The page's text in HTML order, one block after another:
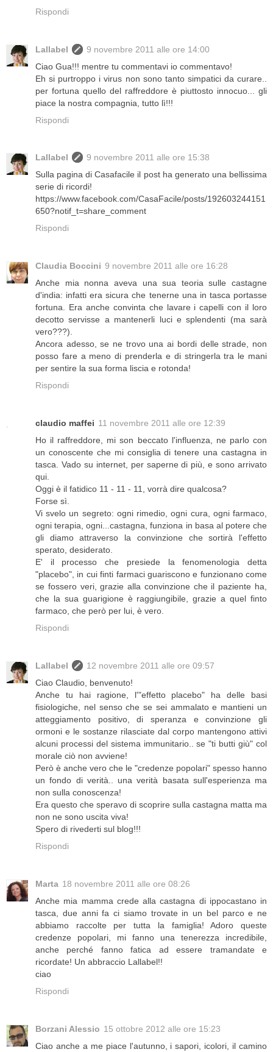
Rispondi
Lallabel
9 novembre 2011 alle ore 14:00
Ciao Gua!!! mentre tu commentavi io commentavo!
Eh si purtroppo i virus non sono tanto simpatici da curare..
per fortuna quello del raffreddore è piuttosto innocuo... gli
piace la nostra compagnia, tutto lì!!!
Rispondi
Lallabel
9 novembre 2011 alle ore 15:38
Sulla pagina di Casafacile il post ha generato una bellissima
serie di ricordi!
https://www.facebook.com/CasaFacile/posts/192603244151
650?notif_t=share_comment
Rispondi
Claudia Boccini 9 novembre 2011 alle ore 16:28
Anche mia nonna aveva una sua teoria sulle castagne
d'india: infatti era sicura che tenerne una in tasca portasse
fortuna. Era anche convinta che lavare i capelli con il loro
decotto servisse a mantenerli luci e splendenti (ma sarà
vero???).
Ancora adesso, se ne trovo una ai bordi delle strade, non
posso fare a meno di prenderla e di stringerla tra le mani
per sentire la sua forma liscia e rotonda!
Rispondi
claudio maffei 11 novembre 2011 alle ore 12:39
Ho il raffreddore, mi son beccato l'influenza, ne parlo con
un conoscente che mi consiglia di tenere una castagna in
tasca. Vado su internet, per saperne di più, e sono arrivato
qui.
Oggi è il fatidico 11 - 11 - 11, vorrà dire qualcosa?
Forse sì.
Vi svelo un segreto: ogni rimedio, ogni cura, ogni farmaco,
ogni terapia, ogni...castagna, funziona in basa al potere che
gli diamo attraverso la convinzione che sortirà l'effetto
sperato, desiderato.
E' il processo che presiede la fenomenologia detta
"placebo", in cui finti farmaci guariscono e funzionano come
se fossero veri, grazie alla convinzione che il paziente ha,
che la sua guarigione è raggiungibile, grazie a quel finto
farmaco, che però per lui, è vero.
Rispondi
Lallabel
12 novembre 2011 alle ore 09:57
Ciao Claudio, benvenuto!
Anche tu hai ragione, l'"effetto placebo" ha delle basi
fisiologiche, nel senso che se sei ammalato e mantieni un
atteggiamento positivo, di speranza e convinzione gli
ormoni e le sostanze rilasciate dal corpo mantengono attivi
alcuni processi del sistema immunitario.. se "ti butti giù" col
morale ciò non avviene!
Però è anche vero che le "credenze popolari" spesso hanno
un fondo di verità.. una verità basata sull'esperienza ma
non sulla conoscenza!
Era questo che speravo di scoprire sulla castagna matta ma
non ne sono uscita viva!
Spero di rivederti sul blog!!!
Rispondi
Marta 18 novembre 2011 alle ore 08:26
Anche mia mamma crede alla castagna di ippocastano in
tasca, due anni fa ci siamo trovate in un bel parco e ne
abbiamo raccolte per tutta la famiglia! Adoro queste
credenze popolari, mi fanno una tenerezza incredibile,
anche perché fanno fatica ad essere tramandate e
ricordate! Un abbraccio Lallabel!!
ciao
Rispondi
Borzani Alessio 15 ottobre 2012 alle ore 15:23
Ciao anche a me piace l'autunno, i sapori, icolori, il camino